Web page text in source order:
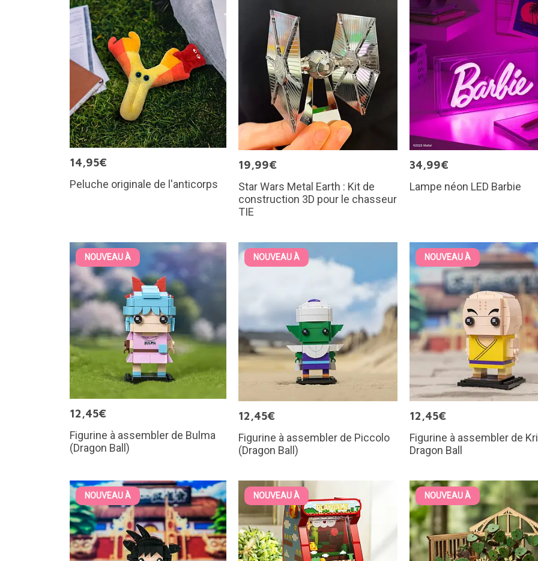
14,95€
Peluche originale de l'anticorps
19,99€
Star Wars Metal Earth : Kit de
construction 3D pour le chasseur
TIE
34,99€
Lampe néon LED Barbie
NOUVEAU À
12,45€
Figurine à assembler de Bulma
(Dragon Ball)
NOUVEAU À
12,45€
Figurine à assembler de Piccolo
(Dragon Ball)
NOUVEAU À
12,45€
Figurine à assembler de
Dragon Ball
NOUVEAU À NOUVEAU À NOUVEAU À